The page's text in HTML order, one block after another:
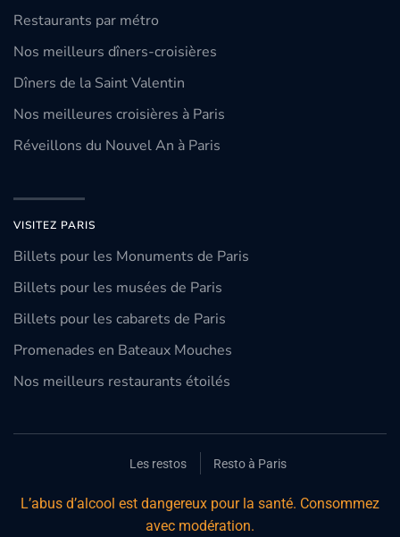
Restaurants par métro
Nos meilleurs dîners-croisières
Dîners de la Saint Valentin
Nos meilleures croisières à Paris
Réveillons du Nouvel An à Paris
VISITEZ PARIS
Billets pour les Monuments de Paris
Billets pour les musées de Paris
Billets pour les cabarets de Paris
Promenades en Bateaux Mouches
Nos meilleurs restaurants étoilés
Les restos Resto à Paris
L’abus d’alcool est dangereux pour la santé. Consommez
avec modération.